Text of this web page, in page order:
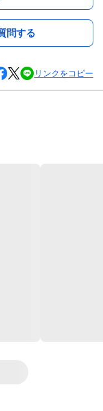
問する
リンクをコピー